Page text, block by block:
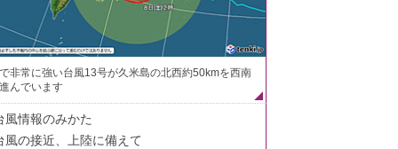
非常に強い台風13号が久米島の北西約50kmを西南
んでいます
風情報のみかた
風の接近、上陸に備えて